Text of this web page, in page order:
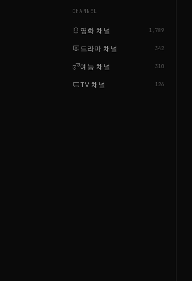
CHANNEL
local_movies 영화 채널 1,789
live_tv 드라마 채널 342
theater_comedy예능 채널 310
tv_genTV 채널 126